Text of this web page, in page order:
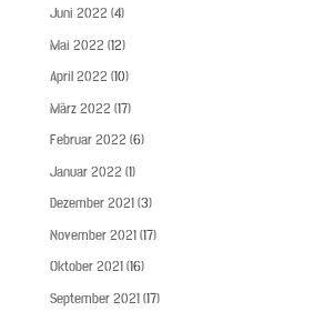
Juni 2022 (4)
Mai 2022 (12)
April 2022 (10)
März 2022 (17)
Februar 2022 (6)
Januar 2022 (1)
Dezember 2021(3)
November 2021(17)
Oktober 2021(16)
September 2021(17)